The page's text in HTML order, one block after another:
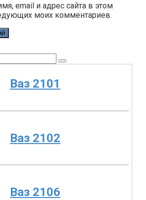
email и адрес сайта в этом
моих комментариев.
Ваз 2101
Ваз 2102
Ваз 2106